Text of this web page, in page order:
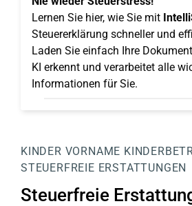
Lernen Sie hier, wie Sie mit
Steuererklärung schneller und
Laden Sie einfach Ihre
KI erkennt und verarbeitet alle
Informationen für Sie.
KINDER VORNAME
STEUERFREIE ERSTATTUNGEN
Steuerfreie